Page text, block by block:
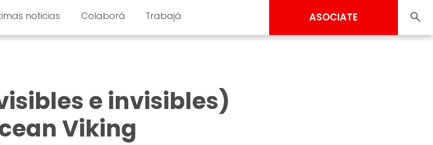
noticias Colaborá Trabajá ASOCIATE
e invisibles)
Viking